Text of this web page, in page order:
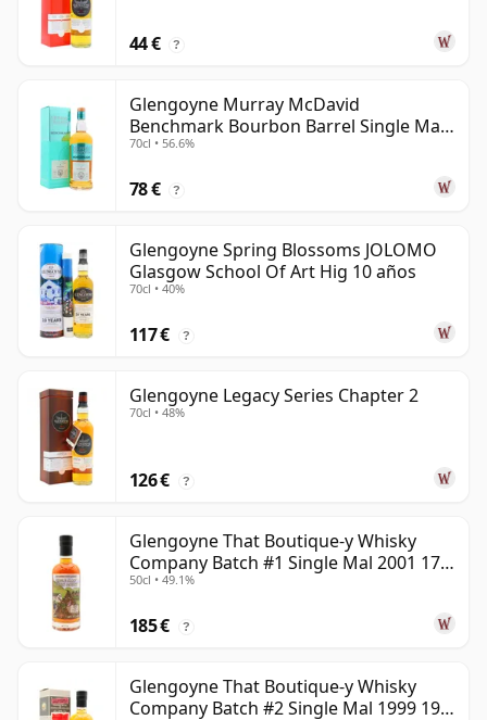
44 € ?
Glengoyne Murray McDavid
Benchmark Bourbon Barrel Single Mal
2014 11 años
70cl • 56.6%
78 € ?
Glengoyne Spring Blossoms JOLOMO
Glasgow School Of Art Hig 10 años
70cl • 40%
117 € ?
Glengoyne Legacy Series Chapter 2
70cl • 48%
126 € ?
Glengoyne That Boutique-y Whisky
Company Batch #1 Single Mal 2001 17
años
50cl • 49.1%
185 € ?
Glengoyne That Boutique-y Whisky
Company Batch #2 Single Mal 1999 19